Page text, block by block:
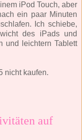
iPod Touch, aber
ein paar Minuten
Ich schiebe,
des iPads und
und leichtern Tablett
nicht kaufen.
auf